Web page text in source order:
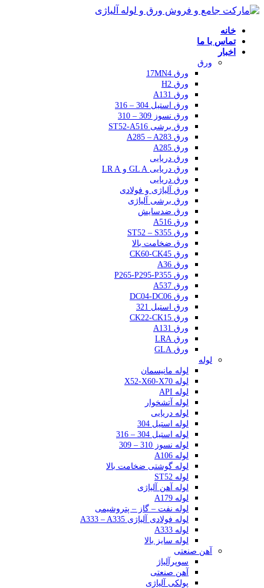
خانه
تماس با ما
اخبار
ورق
ورق 17MN4
ورق H2
ورق A131
ورق استیل 304 – 316
ورق نسوز 309 – 310
ورق برشی ST52-A516
ورق A285 – A283
ورق A285
ورق دریایی
ورق دریایی GL A و LR A
ورق دریایی
ورق آلیاژی و فولادی
ورق برشی آلیاژی
ورق ضدسایش
ورق A516
ورق ST52 – S355
ورق ضخامت بالا
ورق CK60-CK45
ورق A36
ورق P265-P295-P355
ورق A537
ورق DC04-DC06
ورق استیل 321
ورق CK22-CK15
ورق A131
ورق LRA
ورق GLA
لوله
لوله مانیسمان
لوله X52-X60-X70
لوله API
لوله آتشخوار
لوله دریایی
لوله استیل 304
لوله استیل 304 – 316
لوله نسوز 310 – 309
لوله A106
لوله گوشتی ضخامت بالا
لوله ST52
لوله آهن آلیاژی
لوله A179
لوله نفت – گاز – پتروشیمی
لوله فولادی آلیاژی A333 – A335
لوله A333
لوله سایز بالا
آهن صنعتی
سوپرآلیاژ
آهن صنعتی
پولکی آلیاژی